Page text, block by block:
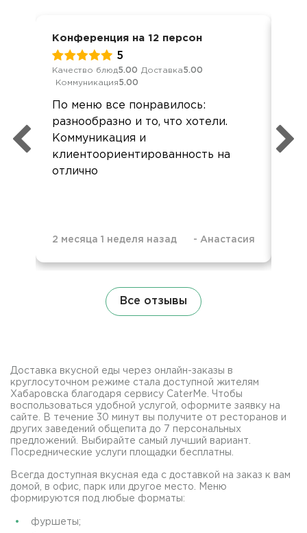
Конференция на 12 персон
5
Качество блюд5.00 Доставка5.00
Коммуникация5.00
По меню все понравилось:
разнообразно и то, что хотели.
Коммуникация и
клиентоориентированность на
отлично
2 месяца 1 неделя назад - Анастасия
Все отзывы
Доставка вкусной еды через онлайн-заказы в
круглосуточном режиме стала доступной жителям
Хабаровска благодаря сервису CaterMe. Чтобы
воспользоваться удобной услугой, оформите заявку на
сайте. В течение 30 минут вы получите от ресторанов и
других заведений общепита до 7 персональных
предложений. Выбирайте самый лучший вариант.
Посреднические услуги площадки бесплатны.
Всегда доступная вкусная еда с доставкой на заказ к вам
домой, в офис, парк или другое место. Меню
формируются под любые форматы:
фуршеты;